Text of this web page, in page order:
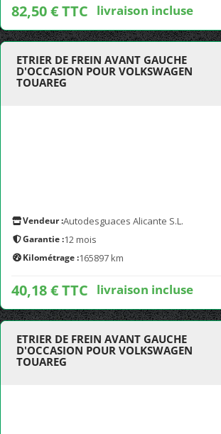
82,50 € TTC livraison incluse
ETRIER DE FREIN AVANT GAUCHE
D'OCCASION POUR VOLKSWAGEN
TOUAREG
Vendeur :Autodesguaces Alicante S.L.
Garantie :12 mois
Kilométrage :165897 km
40,18 € TTC livraison incluse
ETRIER DE FREIN AVANT GAUCHE
D'OCCASION POUR VOLKSWAGEN
TOUAREG